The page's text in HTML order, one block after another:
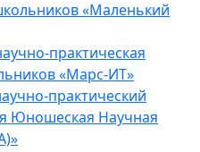
«Маленький
практическая
«Марс-ИТ»
практический
Юношеская Научная